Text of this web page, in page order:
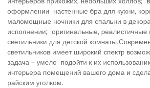
оформлении настенные бра для кухни,
маломощные ночники для спальни в
исполнении; оригинальные, реалистичные
светильники для детской
светильников имеет широкий спектр
задача – умело подойти к их
интерьера помещений вашего дома и
райским уголком.